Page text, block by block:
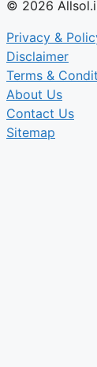
© 2026
Privacy &
Disclaimer
Terms &
About Us
Contact Us
Sitemap